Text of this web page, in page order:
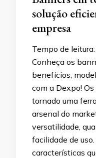
solução
empresa
Tempo de leitura:
Conheça os
benefícios,
com a Dexpo!
tornado uma
arsenal do
versatilidade,
facilidade de
características